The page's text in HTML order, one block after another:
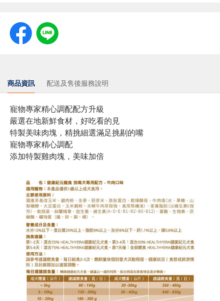
商品資訊 配送及售後服務說明
寵物專家精心調配配方升級
嚴選在地新鮮食材，好吃看的見
特製美味肉塊，精挑細選滿足挑剔的嘴
寵物專家精心調配
添加特製雞肉塊，美味加倍